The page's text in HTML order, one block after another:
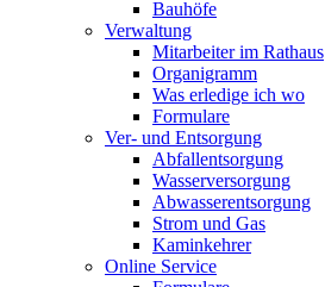
Bauhöfe
Verwaltung
Mitarbeiter im Rathaus
Organigramm
Was erledige ich wo
Formulare
Ver- und Entsorgung
Abfallentsorgung
Wasserversorgung
Abwasserentsorgung
Strom und Gas
Kaminkehrer
Online Service